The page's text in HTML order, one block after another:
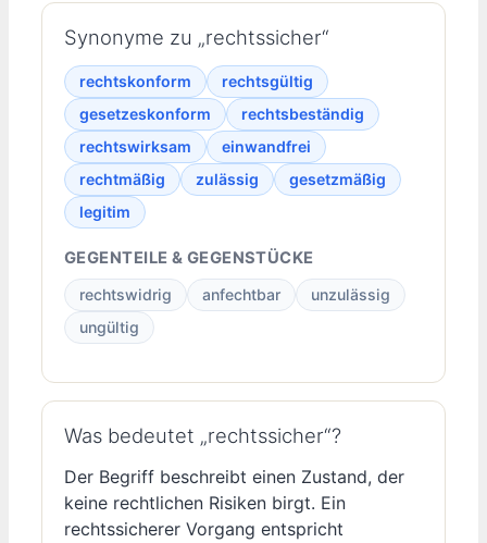
Synonyme zu „rechtssicher“
rechtskonform
rechtsgültig
gesetzeskonform
rechtsbeständig
rechtswirksam
einwandfrei
rechtmäßig
zulässig
gesetzmäßig
legitim
GEGENTEILE & GEGENSTÜCKE
rechtswidrig anfechtbar
unzulässig
ungültig
Was bedeutet „rechtssicher“?
Der Begriff beschreibt einen Zustand, der
keine rechtlichen Risiken birgt. Ein
rechtssicherer Vorgang entspricht